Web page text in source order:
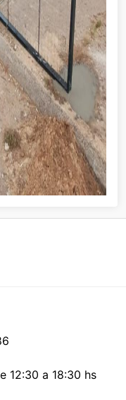
12:30 a 18:30 hs